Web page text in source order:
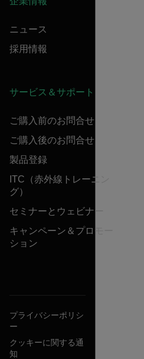
ニュース
採用情報
サービス＆サポート
ご購入前のお問合せ
ご購入後のお問合せ
製品登録
ITC（赤外線トレーニン
グ）
セミナーとウェビナー
キャンペーン＆プロモー
ション
プライバシーポリシ
ー
クッキーに関する通
知